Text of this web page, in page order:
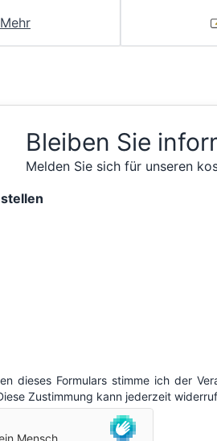
Mehr
Bleiben Sie
Melden Sie sich für unseren